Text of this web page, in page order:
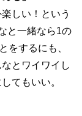
しい！という
と一緒なら1の
をするにも、
とワイワイし
てもいい。